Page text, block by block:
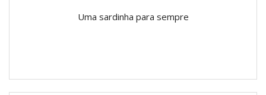
Uma sardinha para sempre